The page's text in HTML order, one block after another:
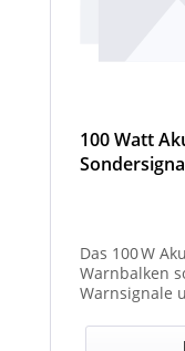
100 Watt
Das 100 W
Warnbalken
Warnsignale
erhältlich.